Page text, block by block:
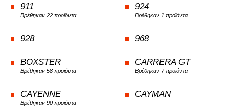
911
Βρέθηκαν 22 προϊόντα
924
Βρέθηκαν 1 προϊόντα
928 968
BOXSTER
Βρέθηκαν 58 προϊόντα
CARRERA GT
Βρέθηκαν 7 προϊόντα
CAYENNE
Βρέθηκαν 90 προϊόντα
CAYMAN